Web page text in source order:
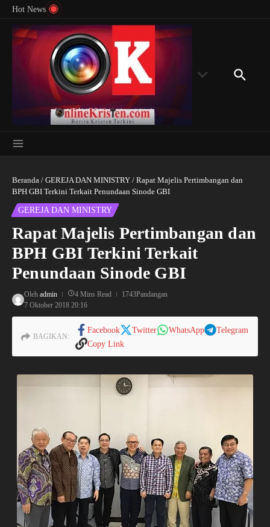
Lewati ke konten
Hot News
Beranda / GEREJA DAN MINISTRY / Rapat Majelis Pertimbangan dan
BPH GBI Terkini Terkait Penundaan Sinode GBI
GEREJA DAN MINISTRY
Rapat Majelis Pertimbangan dan
BPH GBI Terkini Terkait
Penundaan Sinode GBI
Oleh admin 4 Mins Read
1743Pandangan
7 Oktober 2018 20:16
BAGIKAN:
Facebook Twitter WhatsApp
Telegram
Copy Link